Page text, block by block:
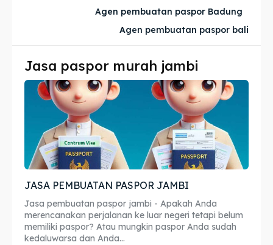
Imta
Legalisir
Apostille
Penerjemah
Asuransi
Blog
Imta
Legalisir
Apostille
Penerjemah
Asuransi
Blog
Agen pembuatan paspor Badung
Agen pembuatan paspor bali
Jasa paspor murah jambi
JASA PEMBUATAN PASPOR JAMBI
Jasa pembuatan paspor jambi - Apakah Anda
merencanakan perjalanan ke luar negeri tetapi belum
memiliki paspor? Atau mungkin paspor Anda sudah
kedaluwarsa dan Anda...